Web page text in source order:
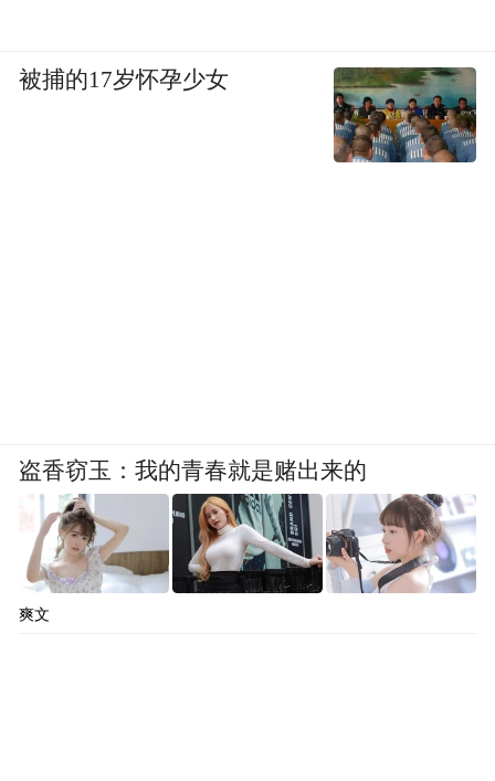
被捕的17岁怀孕少女
盗香窃玉：我的青春就是赌出来的
爽文